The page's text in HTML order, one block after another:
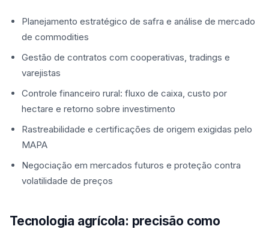
Planejamento estratégico de safra e análise de mercado
de commodities
Gestão de contratos com cooperativas, tradings e
varejistas
Controle financeiro rural: fluxo de caixa, custo por
hectare e retorno sobre investimento
Rastreabilidade e certificações de origem exigidas pelo
MAPA
Negociação em mercados futuros e proteção contra
volatilidade de preços
Tecnologia agrícola: precisão como